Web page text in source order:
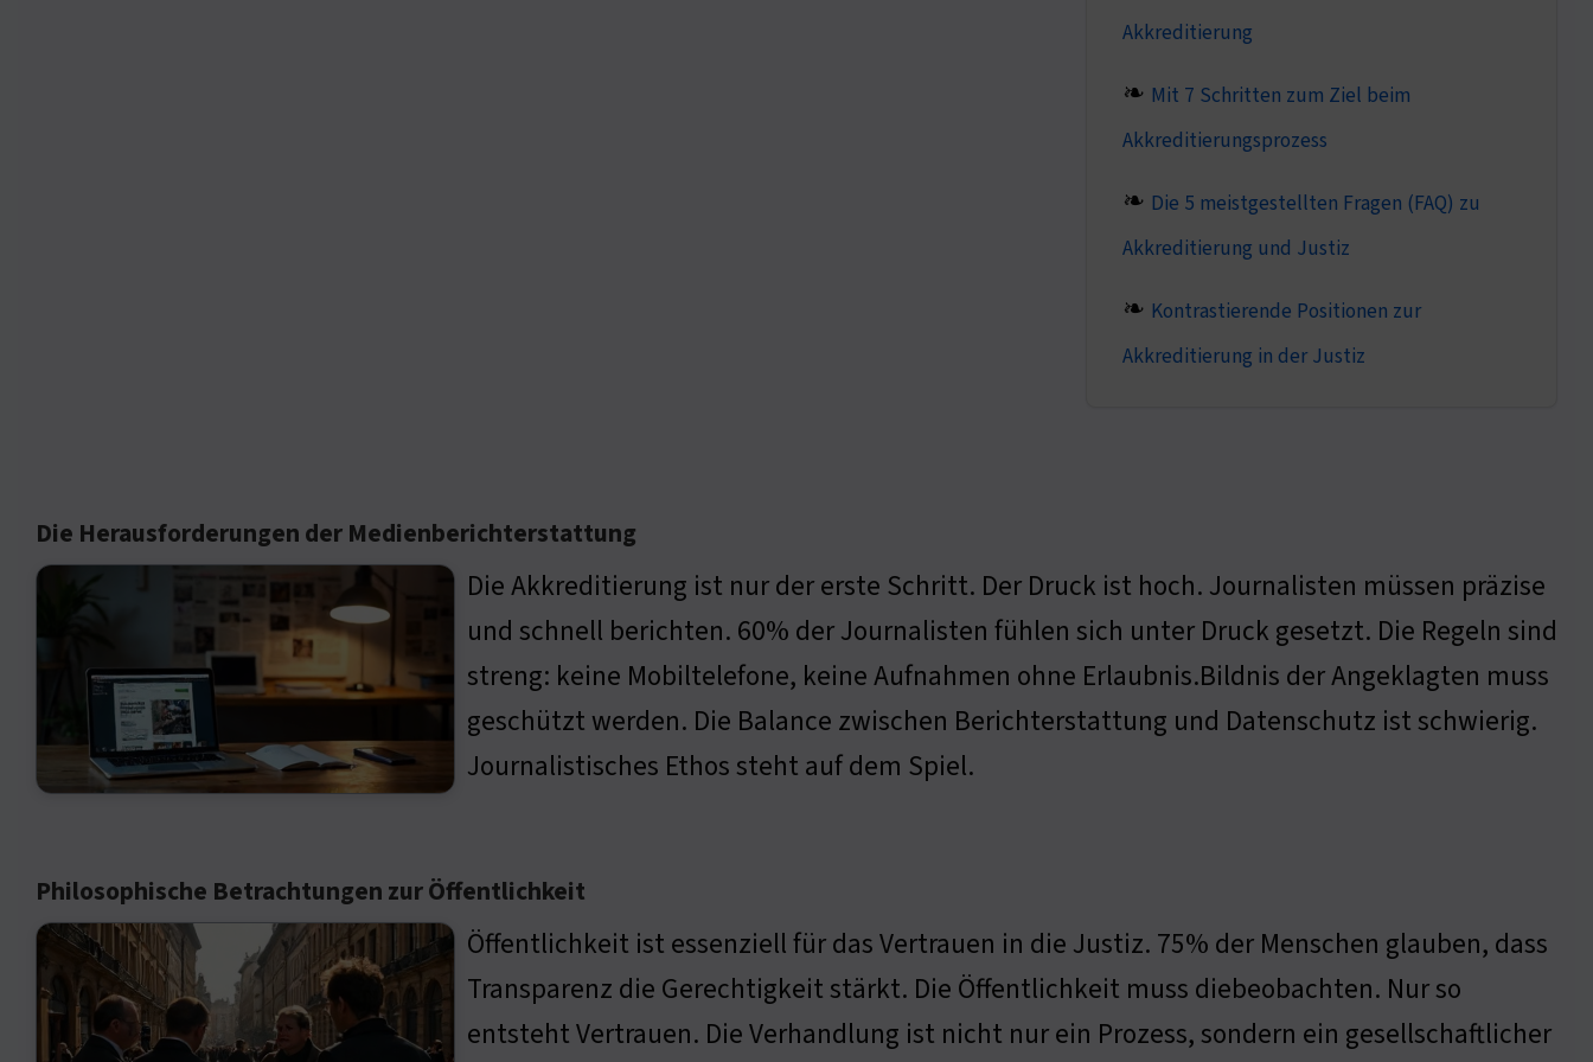
Akkreditierung
Mit 7 Schritten zum Ziel beim
Akkreditierungsprozess
Die 5 meistgestellten Fragen (FAQ) zu
Akkreditierung und Justiz
Kontrastierende Positionen zur
Akkreditierung in der Justiz
Die Herausforderungen der Medienberichterstattung
Die Akkreditierung ist nur der erste Schritt. Der Druck ist hoch. Journalisten müssen präzise
und schnell berichten. 60% der Journalisten fühlen sich unter Druck gesetzt. Die Regeln sind
streng: keine Mobiltelefone, keine Aufnahmen ohne Erlaubnis.Bildnis der Angeklagten muss
geschützt werden. Die Balance zwischen Berichterstattung und Datenschutz ist schwierig.
Journalistisches Ethos steht auf dem Spiel.
Philosophische Betrachtungen zur Öffentlichkeit
Öffentlichkeit ist essenziell für das Vertrauen in die Justiz. 75% der Menschen glauben, dass
Transparenz die Gerechtigkeit stärkt. Die Öffentlichkeit muss diebeobachten. Nur so
entsteht Vertrauen. Die Verhandlung ist nicht nur ein Prozess, sondern ein gesellschaftlicher